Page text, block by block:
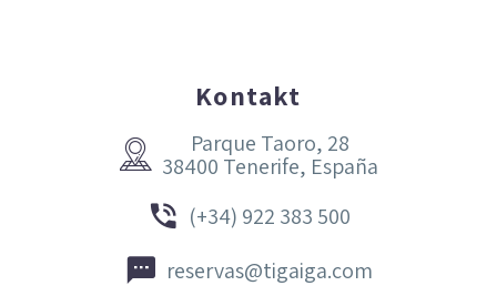
Kontakt


Parque Taoro, 28
38400 Tenerife, España

 (+34) 922 383 500

 reservas@tigaiga.com